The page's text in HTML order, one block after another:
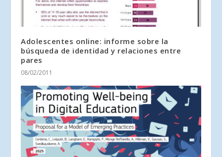
Adolescentes online: informe sobre la
búsqueda de identidad y relaciones entre
pares
08/02/2011